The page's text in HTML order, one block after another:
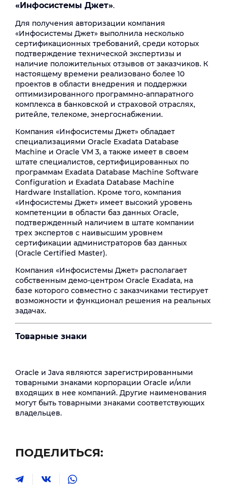
«Инфосистемы Джет».
Для получения авторизации компания
«Инфосистемы Джет» выполнила несколько
сертификационных требований, среди которых
подтверждение технической экспертизы и
наличие положительных отзывов от заказчиков. К
настоящему времени реализовано более 10
проектов в области внедрения и поддержки
оптимизированного программно-аппаратного
комплекса в банковской и страховой отраслях,
ритейле, телекоме, энергоснабжении.
Компания «Инфосистемы Джет» обладает
специализациями Oracle Exadata Database
Machine и Oracle VM 3, а также имеет в своем
штате специалистов, сертифицированных по
программам Exadata Database Machine Software
Configuration и Exadata Database Machine
Hardware Installation. Кроме того, компания
«Инфосистемы Джет» имеет высокий уровень
компетенции в области баз данных Oracle,
подтвержденный наличием в штате компании
трех экспертов с наивысшим уровнем
сертификации администраторов баз данных
(Oracle Certified Master).
Компания «Инфосистемы Джет» располагает
собственным демо-центром Oracle Exadata, на
базе которого совместно с заказчиками тестирует
возможности и функционал решения на реальных
задачах.
Товарные знаки
Oracle и Java являются зарегистрированными
товарными знаками корпорации Oracle и/или
входящих в нее компаний. Другие наименования
могут быть товарными знаками соответствующих
владельцев.
ПОДЕЛИТЬСЯ: